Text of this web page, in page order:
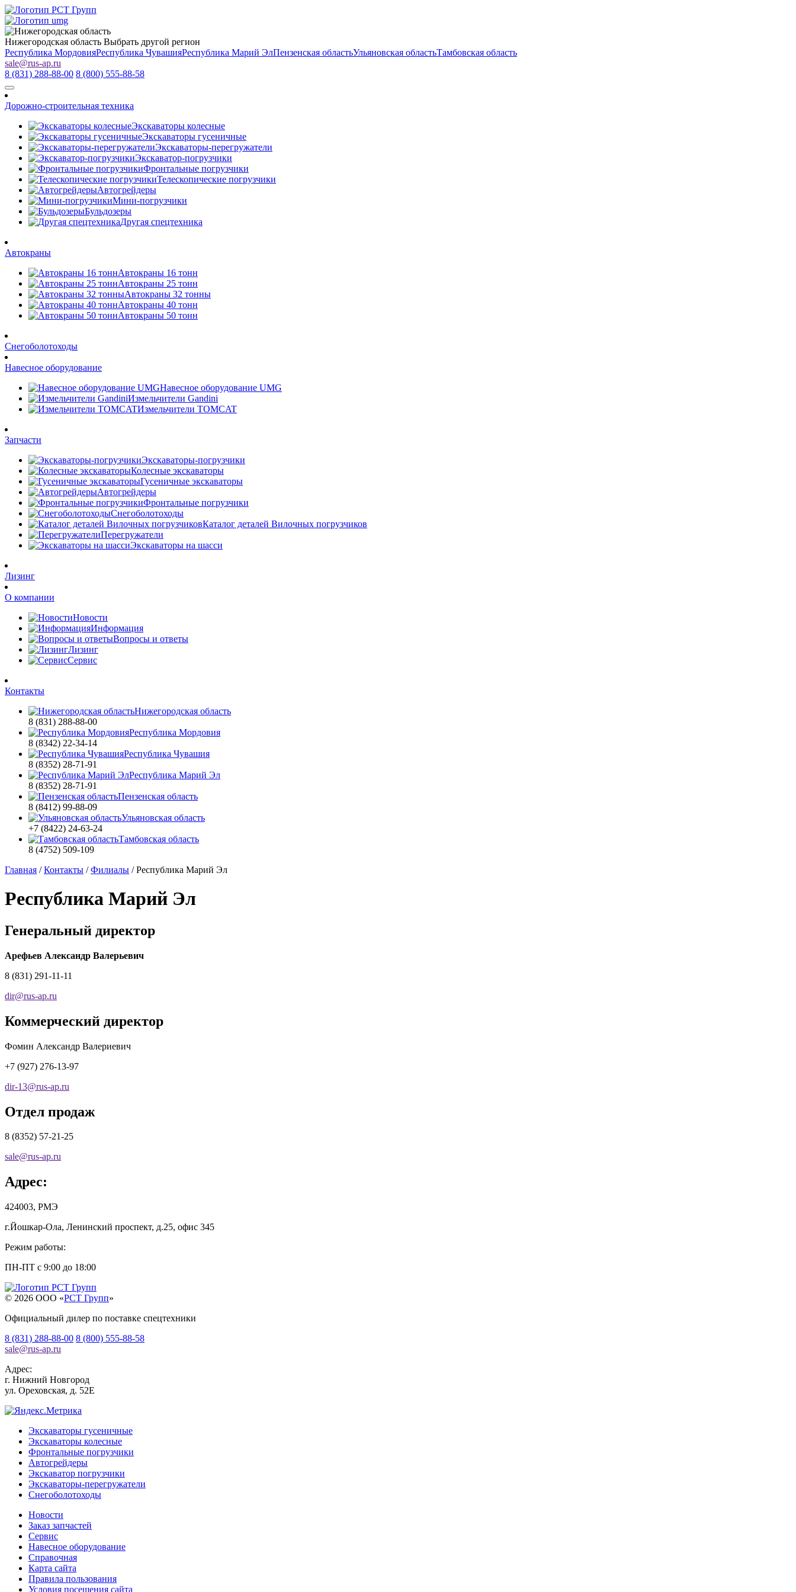
Нижегородская область Выбрать другой регион
Республика МордовияРеспублика ЧувашияРеспублика Марий ЭлПензенская областьУльяновская областьТамбовская область
sale@rus-ap.ru
8 (831) 288-88-00 8 (800) 555-88-58
Дорожно-строительная техника
Экскаваторы колесные
Экскаваторы гусеничные
Экскаваторы-перегружатели
Экскаватор-погрузчики
Фронтальные погрузчики
Телескопические погрузчики
Автогрейдеры
Мини-погрузчики
Бульдозеры
Другая спецтехника
Автокраны
Автокраны 16 тонн
Автокраны 25 тонн
Автокраны 32 тонны
Автокраны 40 тонн
Автокраны 50 тонн
Снегоболотоходы
Навесное оборудование
Навесное оборудование UMG
Измельчители Gandini
Измельчители TOMCAT
Запчасти
Экскаваторы-погрузчики
Колесные экскаваторы
Гусеничные экскаваторы
Автогрейдеры
Фронтальные погрузчики
Снегоболотоходы
Каталог деталей Вилочных погрузчиков
Перегружатели
Экскаваторы на шасси
Лизинг
О компании
Новости
Информация
Вопросы и ответы
Лизинг
Сервис
Контакты
Нижегородская область
8 (831) 288-88-00
Республика Мордовия
8 (8342) 22-34-14
Республика Чувашия
8 (8352) 28-71-91
Республика Марий Эл
8 (8352) 28-71-91
Пензенская область
8 (8412) 99-88-09
Ульяновская область
+7 (8422) 24-63-24
Тамбовская область
8 (4752) 509-109
Главная /Контакты /Филиалы /Республика Марий Эл
Республика Марий Эл
Генеральный директор
Арефьев Александр Валерьевич
8 (831) 291-11-11
dir@rus-ap.ru
Коммерческий директор
Фомин Александр Валериевич
+7 (927) 276-13-97
dir-13@rus-ap.ru
Отдел продаж
8 (8352) 57-21-25
sale@rus-ap.ru
Адрес:
424003, РМЭ
г.Йошкар-Ола, Ленинский проспект, д.25, офис 345
Режим работы:
ПН-ПТ с 9:00 до 18:00
© 2026 OOO «РСТ Групп»
Официальный дилер по поставке спецтехники
8 (831) 288-88-00 8 (800) 555-88-58
sale@rus-ap.ru
Адрес:
г. Нижний Новгород
ул. Ореховская, д. 52Е
Экскаваторы гусеничные
Экскаваторы колесные
Фронтальные погрузчики
Автогрейдеры
Экскаватор погрузчики
Экскаваторы-перегружатели
Снегоболотоходы
Новости
Заказ запчастей
Сервис
Навесное оборудование
Справочная
Карта сайта
Правила пользования
Условия посещения сайта